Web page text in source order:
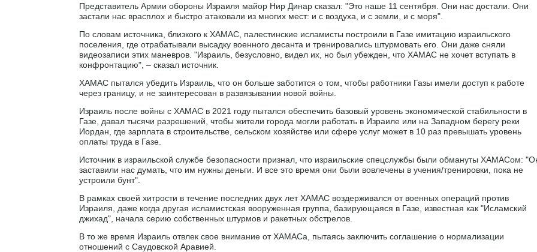
Представитель Армии обороны Израиля майор Нир Динар сказал: "Это наше 11 сентября. Они нас достали. Они
застали нас врасплох и быстро атаковали из многих мест: и с воздуха, и с земли, и с моря".
По словам источника, близкого к ХАМАС, палестинские исламисты построили в Газе имитацию израильского
поселения, где отрабатывали высадку военного десанта и тренировались штурмовать его. Они даже сняли
видеозаписи этих маневров. "Израиль, безусловно, видел их, но был убежден, что ХАМАС не хочет вступать в
конфронтацию", – сказал источник.
ХАМАС пытался убедить Израиль, что он больше заботится о том, чтобы работники Газы имели доступ к работе
через границу, и не заинтересован в развязывании новой войны.
Израиль после войны с ХАМАС в 2021 году пытался обеспечить базовый уровень экономической стабильности в
Газе, давал тысячи разрешений, чтобы жители города могли работать в Израиле или на Западном берегу реки
Иордан, где зарплата в строительстве, сельском хозяйстве или сфере услуг может в 10 раз превышать уровень
оплаты труда в Газе.
Источник в израильской службе безопасности признал, что израильские спецслужбы были обмануты ХАМАСом:
заставили нас думать, что им нужны деньги. И все это время они были вовлечены в учения/тренировки, пока не
устроили бунт".
В рамках своей хитрости в течение последних двух лет ХАМАС воздерживался от военных операций против
Израиля, даже когда другая исламистская вооруженная группа, базирующаяся в Газе, известная как "Исламский
джихад", начала серию собственных штурмов и ракетных обстрелов.
В то же время Израиль отвлек свое внимание от ХАМАСа, пытаясь заключить соглашение о нормализации
отношений с Саудовской Аравией.